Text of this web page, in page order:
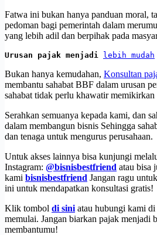
Fatwa ini bukan hanya panduan moral,
pedoman bagi pemerintah dalam
yang lebih adil dan berpihak pada
Urusan pajak menjadi lebih mudah
Bukan hanya kemudahan, Konsultan
membantu sahabat BBF dalam urusan
sahabat tidak perlu khawatir memikirkan
Serahkan semuanya kepada kami, dan
dalam membangun bisnis Sehingga
dan tenaga untuk mengurus perusahaan.
Untuk akses lainnya bisa kunjungi
Instagram: @bisnisbestfriend atau bisa
kami bisnisbestfriend Jangan ragu
ini untuk mendapatkan konsultasi gratis!
Klik tombol di sini atau hubungi kami di
memulai. Jangan biarkan pajak menjadi
membantumu!